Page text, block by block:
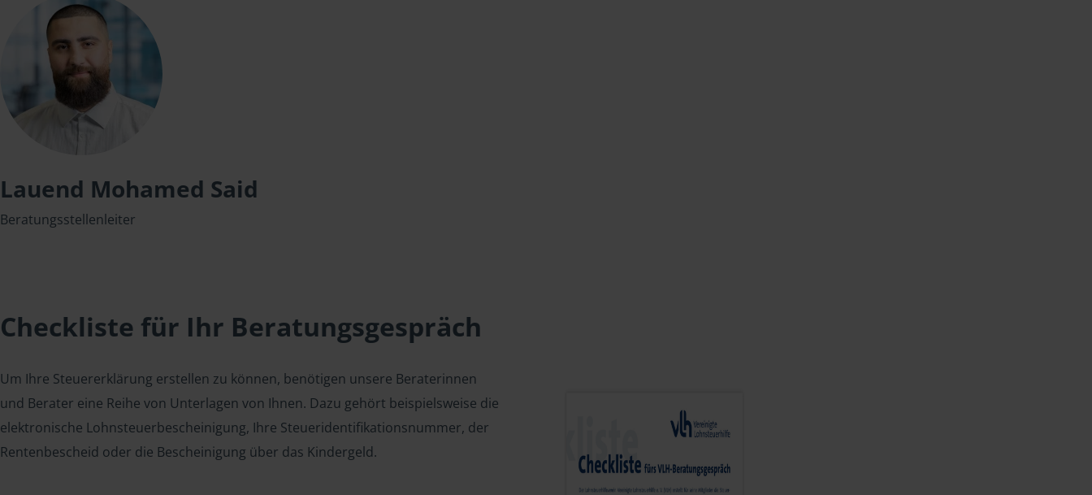
Lauend Mohamed Said
Beratungsstellenleiter
Checkliste für Ihr Beratungsgespräch
Um Ihre Steuererklärung erstellen zu können, benötigen unsere Beraterinnen
und Berater eine Reihe von Unterlagen von Ihnen. Dazu gehört beispielsweise die
elektronische Lohnsteuerbescheinigung, Ihre Steueridentifikationsnummer, der
Rentenbescheid oder die Bescheinigung über das Kindergeld.